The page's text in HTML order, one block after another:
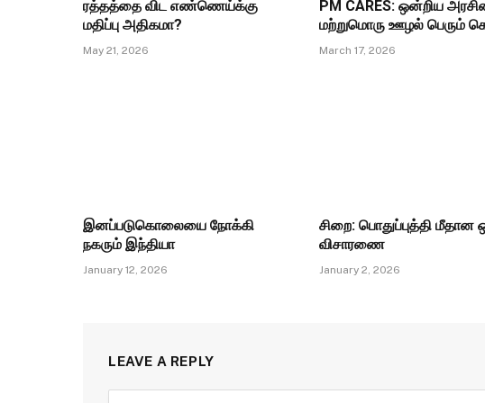
ரத்தத்தை விட எண்ணெய்க்கு
மதிப்பு அதிகமா?
May 21, 2026
PM CARES: ஒன்றிய
மற்றுமொரு ஊழல் பெரும்
March 17, 2026
இனப்படுகொலையை நோக்கி
நகரும் இந்தியா
January 12, 2026
சிறை: பொதுப்புத்தி மீதான
விசாரணை
January 2, 2026
LEAVE A REPLY